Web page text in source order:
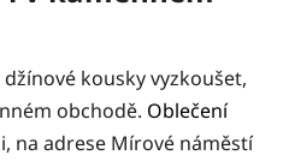
kousky vyzkoušet,
obchodě. Oblečení
na adrese Mírové náměstí